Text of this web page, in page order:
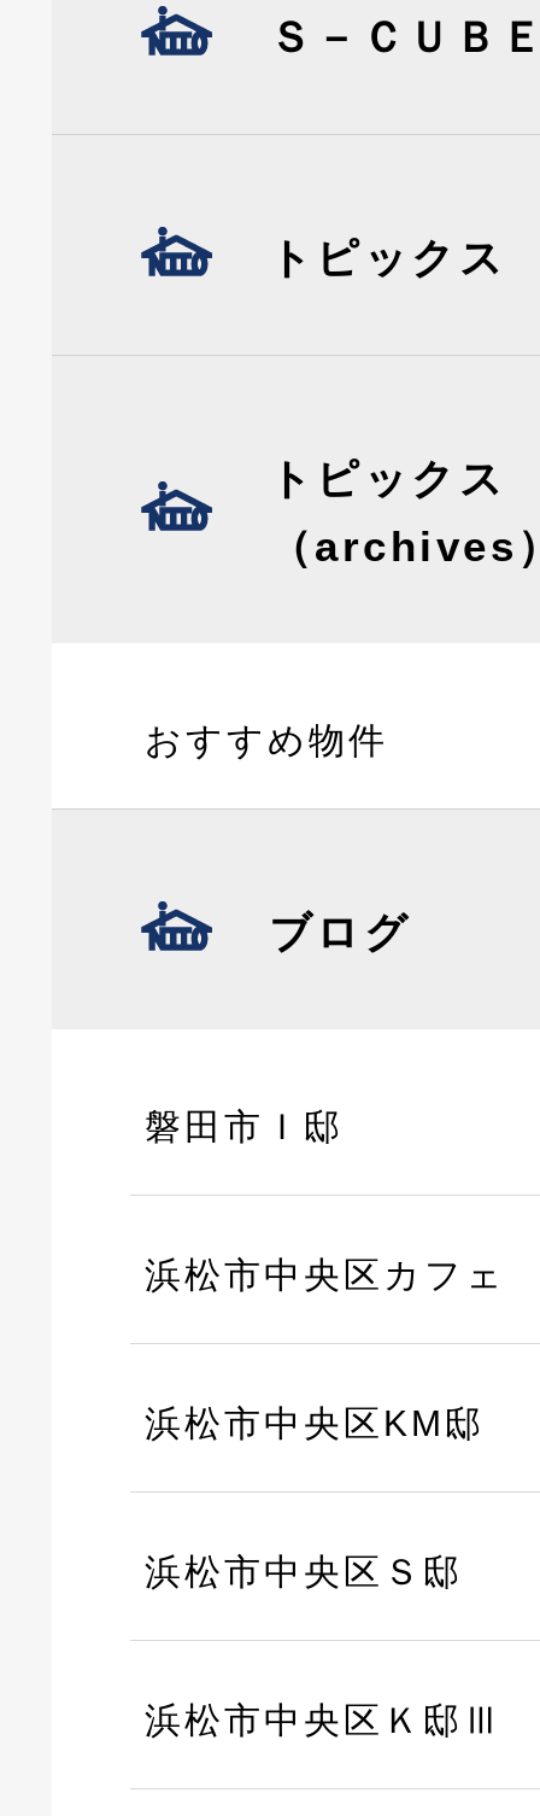
Ｓ－ＣＵＢ
トピックス
トピックス
（archives
おすすめ物件
ブログ
磐田市Ｉ邸
浜松市中央区カフェ
浜松市中央区KM邸
浜松市中央区Ｓ邸
浜松市中央区Ｋ邸Ⅲ